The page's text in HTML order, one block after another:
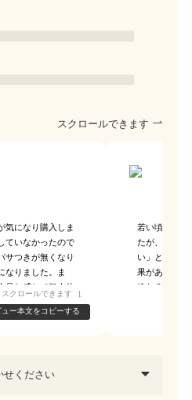
スクロールできます
気になり購入しま
ていなかったので
サつきが無くなり
なりました。ま
品な感じで個人的
スクロールできます
ュー本文をコピーする
若い頃からの
たが、美容師
い」と勧めら
果があるとは
終わる頃から
せください